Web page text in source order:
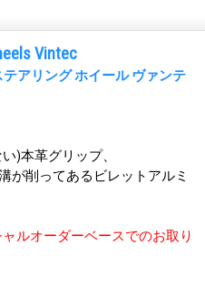
Vintec
アリング ホイール ヴァンテ
)本革グリップ、
が削ってあるビレットアルミ
ルオーダーベースでのお取り